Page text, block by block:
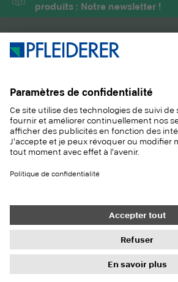
produits : Notre newsletter !
PRODUITS
SOLUTIONS
DURABILITÉ
Contact Acheter
Mentions légales
Paramètres de confidentialité
Droits à l'information
Conditions
© 2026